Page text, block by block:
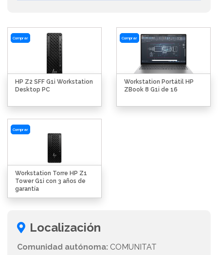
Comprar
HP Z2 SFF G1i Workstation
Desktop PC
Comprar
Workstation Portátil HP
ZBook 8 G1i de 16
Comprar
Workstation Torre HP Z1
Tower G1i con 3 años de
garantía
Localización
Comunidad autónoma: COMUNITAT